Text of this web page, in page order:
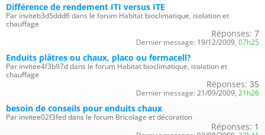
Différence de rendement ITI versus ITE
Par inviteb3d5ddd6 dans le forum Habitat bioclimatique, isolation et
chauffage
Réponses: 7
Dernier message: 19/12/2009, 07h25
Enduits plâtres ou chaux, placo ou fermacell?
Par invitee4f3b97d dans le forum Habitat bioclimatique, isolation et
chauffage
Réponses: 35
Dernier message: 21/09/2009, 21h26
besoin de conseils pour enduits chaux
Par invitee02f3fed dans le forum Bricolage et décoration
Réponses: 1